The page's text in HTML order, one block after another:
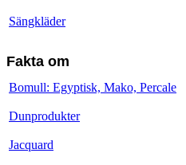
Sängkläder
Fakta om
Bomull: Egyptisk, Mako, Percale
Dunprodukter
Jacquard